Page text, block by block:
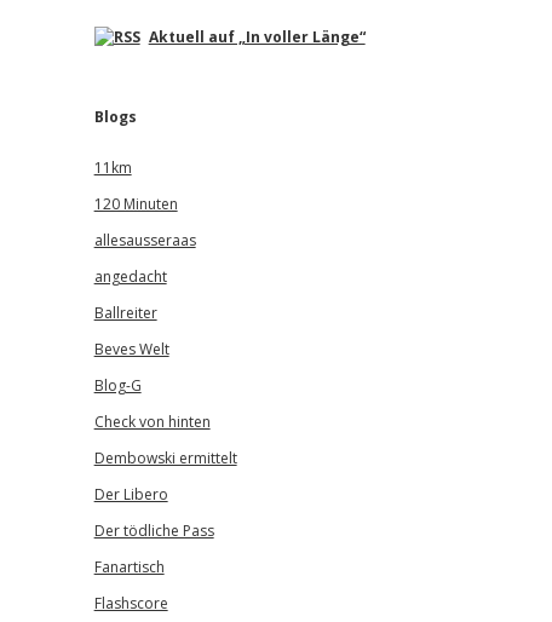
Aktuell auf „In voller Länge“
Blogs
11km
120 Minuten
allesausseraas
angedacht
Ballreiter
Beves Welt
Blog-G
Check von hinten
Dembowski ermittelt
Der Libero
Der tödliche Pass
Fanartisch
Flashscore